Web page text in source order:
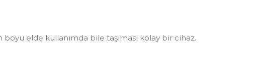
boyu elde kullanımda bile taşıması kolay bir cihaz.